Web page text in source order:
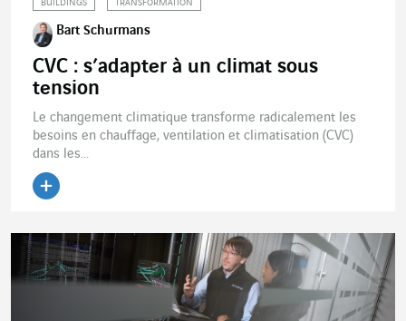
BUILDINGS TRANSFORMATION
Bart Schurmans
CVC : s’adapter à un climat sous
tension
Le changement climatique transforme radicalement les
besoins en chauffage, ventilation et climatisation (CVC)
dans les...